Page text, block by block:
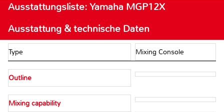
Ausstattungsliste: Yamaha MGP12X
Ausstattung & technische Daten
Type Mixing Console
Outline
Mixing capability